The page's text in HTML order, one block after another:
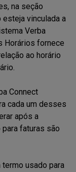
na seção
esteja vinculada a
Verba
Horários fornece
ao horário
Connect
cada um desses
após a
faturas são
termo usado para